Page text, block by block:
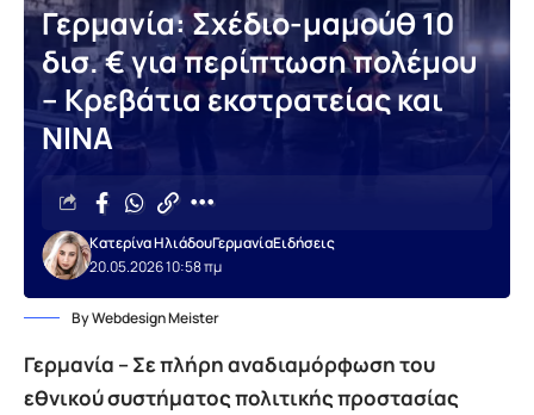
Γερμανία: Σχέδιο-μαμούθ 10
δισ. € για περίπτωση πολέμου
– Κρεβάτια εκστρατείας και
NINA
20.05.2026 10:58 πμ
Κατερίνα ΗλιάδουΓερμανίαΕιδήσεις
By Webdesign Meister
Γερμανία – Σε πλήρη αναδιαμόρφωση του
εθνικού συστήματος πολιτικής προστασίας